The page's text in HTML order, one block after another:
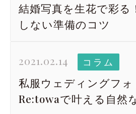
結婚写真を生花で彩
しない準備のコツ
2021.02.14 コラム
私服ウェディングフ
Re:towaで叶える自然